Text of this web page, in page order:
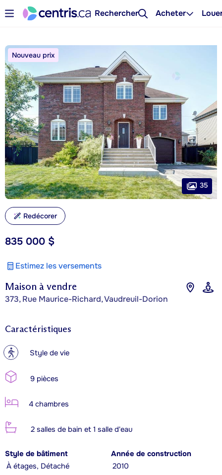
Rechercher Acheter
Maison à vendre
373, Rue Maurice-Richard, Vaudreuil-Dorion
835 000 $
Estimez les versements
Nouveau prix
35
Redécorer
Caractéristiques
? Style de vie
9 pièces
4 chambres
2 salles de bain et 1 salle d'eau
Style de bâtiment
À étages, Détaché
Année de construction
2010